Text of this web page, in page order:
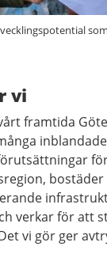
vi
framtida
bostäder
verkar för att
vi gör ger